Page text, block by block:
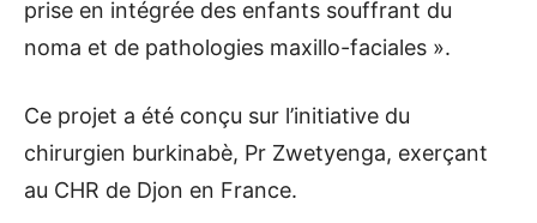
prise en intégrée des enfants souffrant du
noma et de pathologies maxillo-faciales ».
Ce projet a été conçu sur l’initiative du
chirurgien burkinabè, Pr Zwetyenga, exerçant
au CHR de Djon en France.